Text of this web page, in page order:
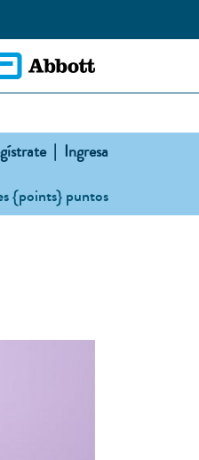
| Ingresa
{points} puntos